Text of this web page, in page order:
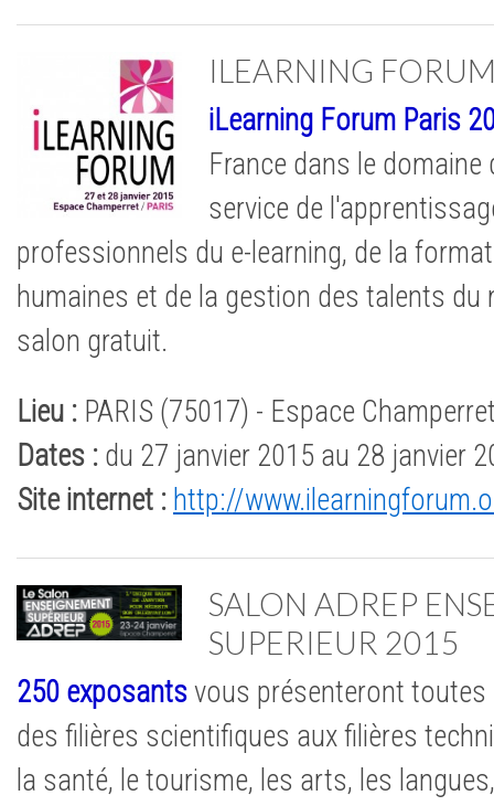
ILEARNING
iLearning Forum Paris
France dans le
service de
professionnels du e-learning, de la
humaines et de la gestion des talents du
salon gratuit.
Lieu : PARIS (75017) - Espace
Dates : du 27 janvier 2015 au 28 janvier
Site internet : http://
SALON ADREP
SUPERIEUR 2015
250 exposantsvous présenteront
des filières scientifiques aux filières
la santé, le tourisme, les arts, les